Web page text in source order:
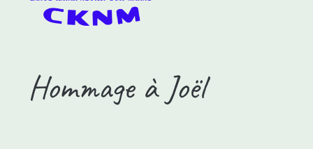
Hommage à Joël